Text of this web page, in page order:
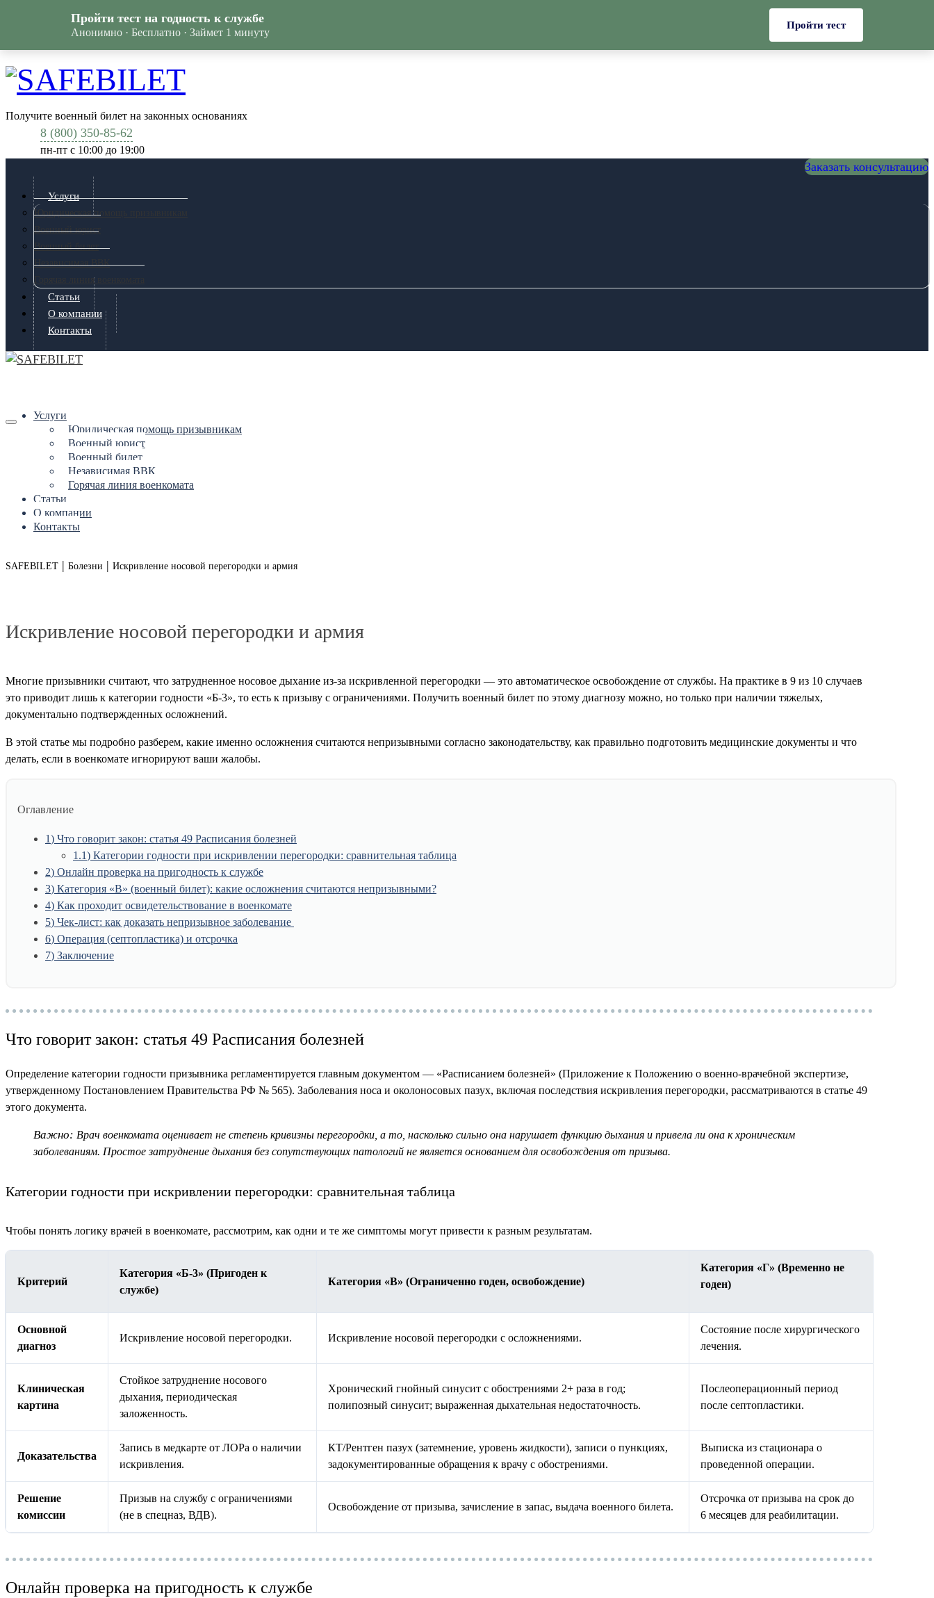
Получите военный билет на законных основаниях
8 (800) 350-85-62
пн-пт c 10:00 до 19:00
Заказать консультацию
Услуги
Юридическая помощь призывникам
Военный юрист
Военный билет
Независимая ВВК
Горячая линия военкомата
Статьи
О компании
Контакты
Услуги
Юридическая помощь призывникам
Военный юрист
Военный билет
Независимая ВВК
Горячая линия военкомата
Статьи
О компании
Контакты
SAFEBILET | Болезни | Искривление носовой перегородки и армия
Искривление носовой перегородки и армия
Многие призывники считают, что затрудненное носовое дыхание из-за искривленной перегородки — это автоматическое освобождение от службы. На практике в 9 из 10 случаев
это приводит лишь к категории годности «Б-3», то есть к призыву с ограничениями. Получить военный билет по этому диагнозу можно, но только при наличии тяжелых,
документально подтвержденных осложнений.
В этой статье мы подробно разберем, какие именно осложнения считаются непризывными согласно законодательству, как правильно подготовить медицинские документы и что
делать, если в военкомате игнорируют ваши жалобы.
Оглавление
1 Что говорит закон: статья 49 Расписания болезней
1.1 Категории годности при искривлении перегородки: сравнительная таблица
2 Онлайн проверка на пригодность к службе
3 Категория «В» (военный билет): какие осложнения считаются непризывными?
4 Как проходит освидетельствование в военкомате
5 Чек-лист: как доказать непризывное заболевание
6 Операция (септопластика) и отсрочка
7 Заключение
Что говорит закон: статья 49 Расписания болезней
Определение категории годности призывника регламентируется главным документом — «Расписанием болезней» (Приложение к Положению о военно-врачебной экспертизе,
утвержденному Постановлением Правительства РФ № 565). Заболевания носа и околоносовых пазух, включая последствия искривления перегородки, рассматриваются в статье 49
этого документа.
Важно: Врач военкомата оценивает не степень кривизны перегородки, а то, насколько сильно она нарушает функцию дыхания и привела ли она к хроническим
заболеваниям. Простое затруднение дыхания без сопутствующих патологий не является основанием для освобождения от призыва.
Категории годности при искривлении перегородки: сравнительная таблица
Чтобы понять логику врачей в военкомате, рассмотрим, как одни и те же симптомы могут привести к разным результатам.
Критерий
Категория «Б-3» (Пригоден к
службе)
Категория «В» (Ограниченно годен, освобождение)
Категория «Г» (Временно не
годен)
Основной
диагноз
Искривление носовой перегородки. Искривление носовой перегородки с осложнениями.
Состояние после хирургического
лечения.
Клиническая
картина
Стойкое затруднение носового
дыхания, периодическая
заложенность.
Хронический гнойный синусит с обострениями 2+ раза в год;
полипозный синусит; выраженная дыхательная недостаточность.
Послеоперационный период
после септопластики.
Доказательства
Запись в медкарте от ЛОРа о наличии
искривления.
КТ/Рентген пазух (затемнение, уровень жидкости), записи о пункциях,
задокументированные обращения к врачу с обострениями.
Выписка из стационара о
проведенной операции.
Решение
комиссии
Призыв на службу с ограничениями
(не в спецназ, ВДВ).
Освобождение от призыва, зачисление в запас, выдача военного билета.
Отсрочка от призыва на срок до
6 месяцев для реабилитации.
Онлайн проверка на пригодность к службе
Пройти тест на годность к службе
Анонимно · Бесплатно · Займет 1 минуту
Пройти тест